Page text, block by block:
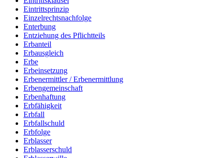
Eintrittsprinzip
Einzelrechtsnachfolge
Enterbung
Entziehung des Pflichtteils
Erbanteil
Erbausgleich
Erbe
Erbeinsetzung
Erbenermittler / Erbenermittlung
Erbengemeinschaft
Erbenhaftung
Erbfähigkeit
Erbfall
Erbfallschuld
Erbfolge
Erblasser
Erblasserschuld